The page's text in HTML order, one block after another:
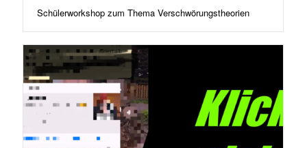
Schülerworkshop zum Thema Verschwörungstheorien